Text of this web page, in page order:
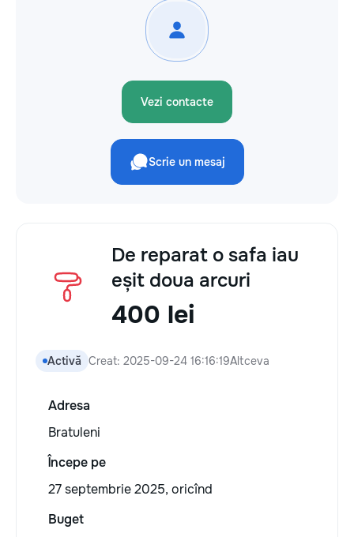
Vezi contacte
Scrie un mesaj
De reparat o safa iau
eșit doua arcuri
400 lei
Activă Creat: 2025-09-24 16:16:19Altceva
Adresa
Bratuleni
Începe pe
27 septembrie 2025, oricînd
Buget